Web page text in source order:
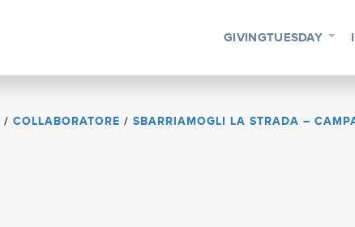
GIVINGTUESDAY
/ COLLABORATORE / SBARRIAMOGLI LA STRADA –